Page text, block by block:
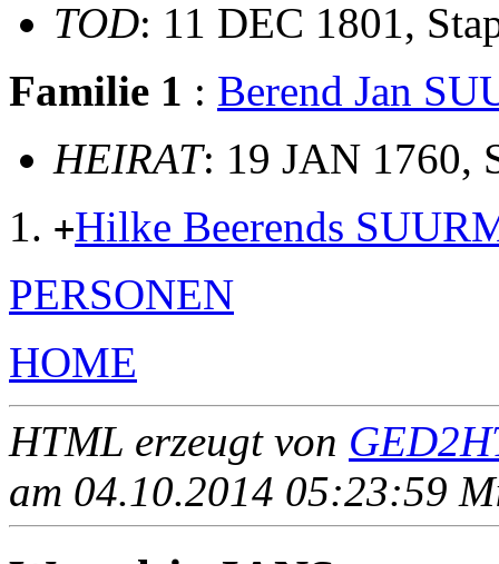
TOD: 11 DEC 1801,
Familie 1 : Berend Jan
HEIRAT: 19 JAN 1760,
+Hilke Beerends
PERSONEN
HOME
HTML erzeugt von
am 04.10.2014 05:23:59